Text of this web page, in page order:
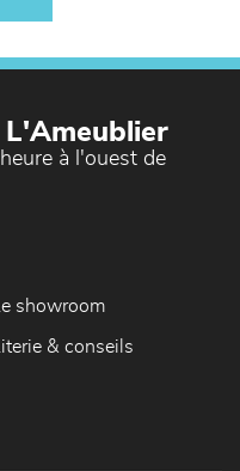
L'Ameublier
à l'ouest de
Le showroom
Literie & conseils